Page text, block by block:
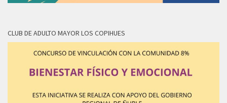
CLUB DE ADULTO MAYOR LOS COPIHUES